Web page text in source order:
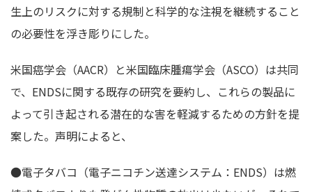
生上のリスクに対する規制と科学的な注視を継続すること
の必要性を浮き彫りにした。
米国癌学会（AACR）と米国臨床腫瘍学会（ASCO）は共同
で、ENDSに関する既存の研究を要約し、これらの製品に
よって引き起される潜在的な害を軽減するための方針を提
案した。声明によると、
●電子タバコ（電子ニコチン送達システム：ENDS）は燃